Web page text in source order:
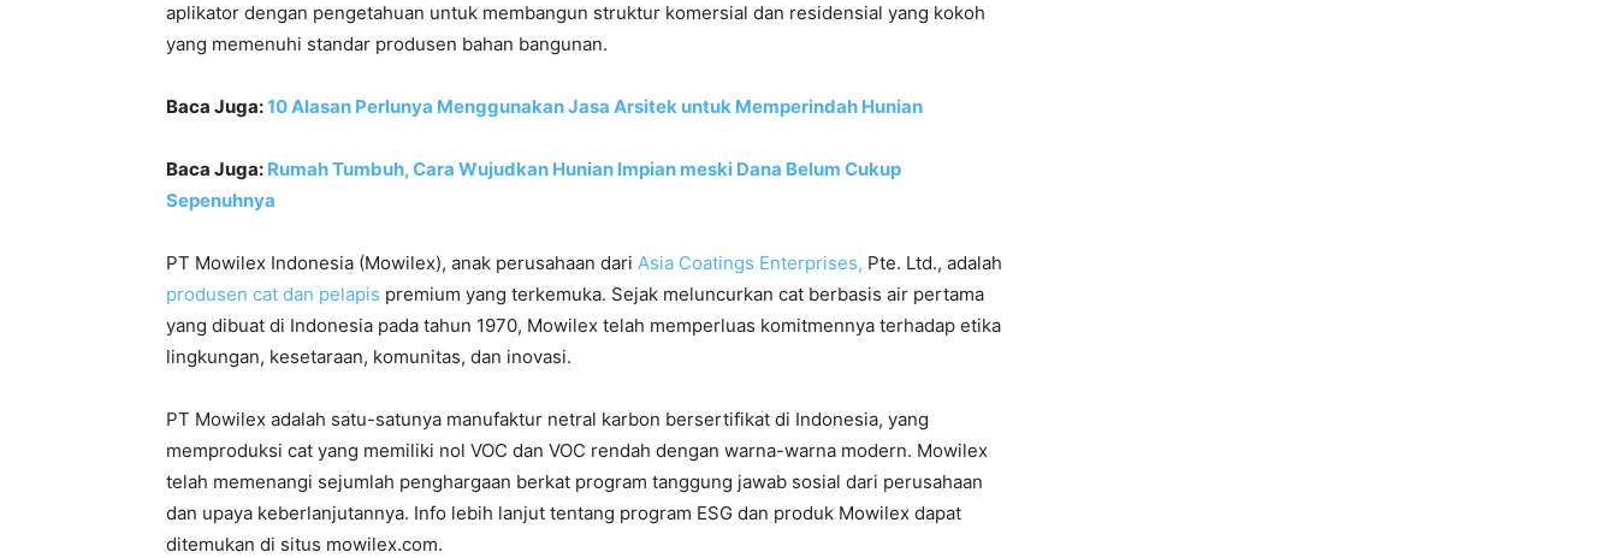
aplikator dengan pengetahuan untuk membangun struktur komersial dan residensial yang kokoh
yang memenuhi standar produsen bahan bangunan.
Baca Juga:10 Alasan Perlunya Menggunakan Jasa Arsitek untuk Memperindah Hunian
Baca Juga: Rumah Tumbuh, Cara Wujudkan Hunian Impian meski Dana Belum Cukup
Sepenuhnya
PT Mowilex Indonesia (Mowilex), anak perusahaan dari Asia Coatings Enterprises, Pte. Ltd., adalah
produsen cat dan pelapis premium yang terkemuka. Sejak meluncurkan cat berbasis air pertama
yang dibuat di Indonesia pada tahun 1970, Mowilex telah memperluas komitmennya terhadap etika
lingkungan, kesetaraan, komunitas, dan inovasi.
PT Mowilex adalah satu-satunya manufaktur netral karbon bersertifikat di Indonesia, yang
memproduksi cat yang memiliki nol VOC dan VOC rendah dengan warna-warna modern. Mowilex
telah memenangi sejumlah penghargaan berkat program tanggung jawab sosial dari perusahaan
dan upaya keberlanjutannya. Info lebih lanjut tentang program ESG dan produk Mowilex dapat
ditemukan di situs mowilex.com.